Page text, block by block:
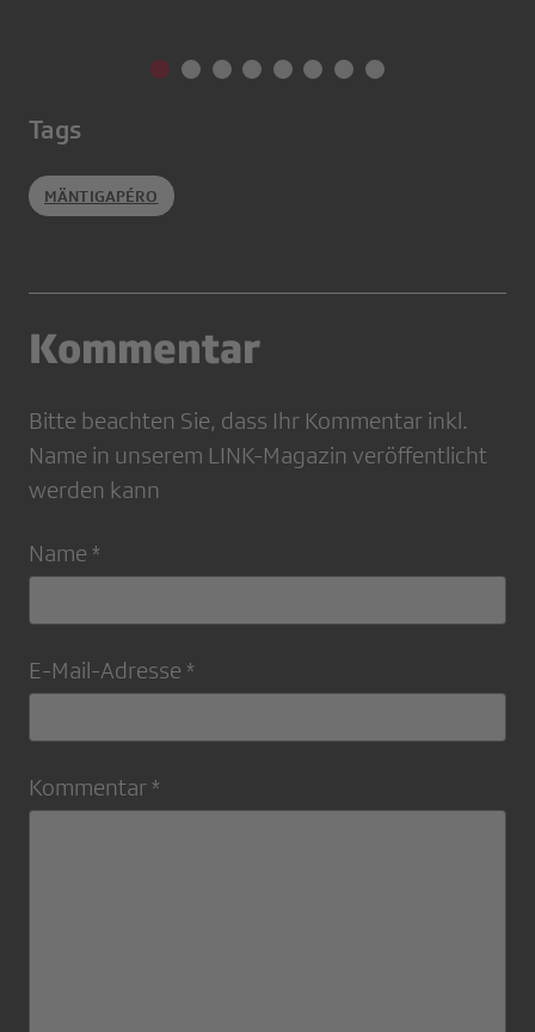
Tags
MÄNTIGAPÉRO
Kommentar
Bitte beachten Sie, dass Ihr Kommentar inkl.
Name in unserem LINK-Magazin veröffentlicht
werden kann
Name *
E-Mail-Adresse *
Kommentar *